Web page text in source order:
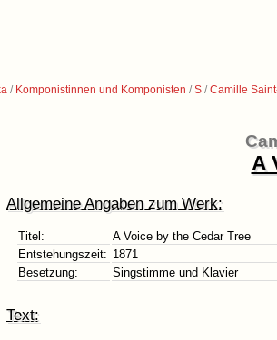
/ Komponistinnen und Komponisten /S /Camille
A
Allgemeine Angaben zum Werk:
Titel:
A Voice by the Cedar Tree
Entstehungszeit: 1871
Besetzung:
Singstimme und Klavier
Text: